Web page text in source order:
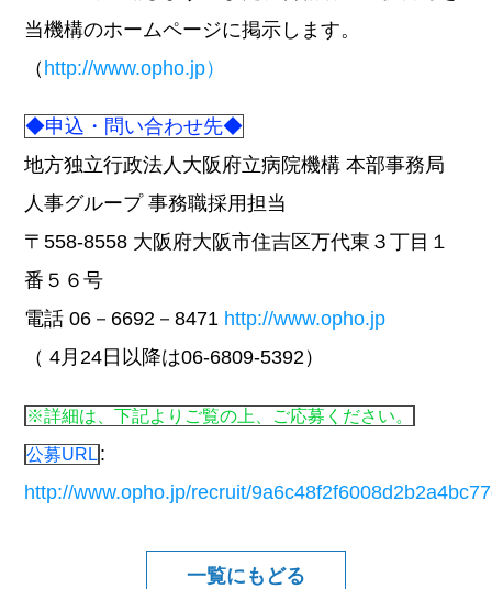
当機構のホームページに掲示します。
（ http://www.opho.jp）
◆申込・問い合わせ先◆
地方独立行政法人大阪府立病院機構 本部事務局
人事グループ 事務職採用担当
〒558-8558 大阪府大阪市住吉区万代東３丁目１
番５６号
電話 06－6692－8471 http://www.opho.jp
（ 4月24日以降は06-6809-5392）
※詳細は、下記よりご覧の上、ご応募ください。
公募URL :
http://www.opho.jp/recruit/
一覧にもどる